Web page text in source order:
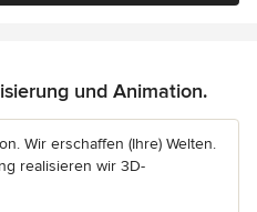
und Animation.
Wir erschaffen (Ihre) Welten.
realisieren wir 3D-